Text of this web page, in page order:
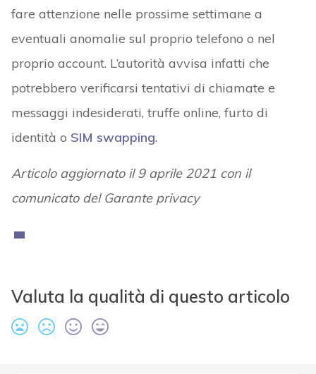
fare attenzione nelle prossime settimane a
eventuali anomalie sul proprio telefono o nel
proprio account. L’autorità avvisa infatti che
potrebbero verificarsi tentativi di chiamate e
messaggi indesiderati, truffe online, furto di
identità o SIM swapping.
Articolo aggiornato il 9 aprile 2021 con il
comunicato del Garante privacy
Valuta la qualità di questo articolo